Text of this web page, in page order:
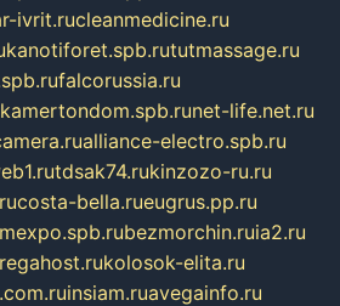
ivrit.rucleanmedicine.ru
kanotiforet.spb.rututmassage.ru
falcorussia.ru
kamertondom.spb.runet-life.net.ru
alliance-electro.spb.ru
tdsak74.rukinzozo-ru.ru
costa-bella.rueugrus.pp.ru
bezmorchin.ruia2.ru
regahost.rukolosok-elita.ru
insiam.ruavegainfo.ru